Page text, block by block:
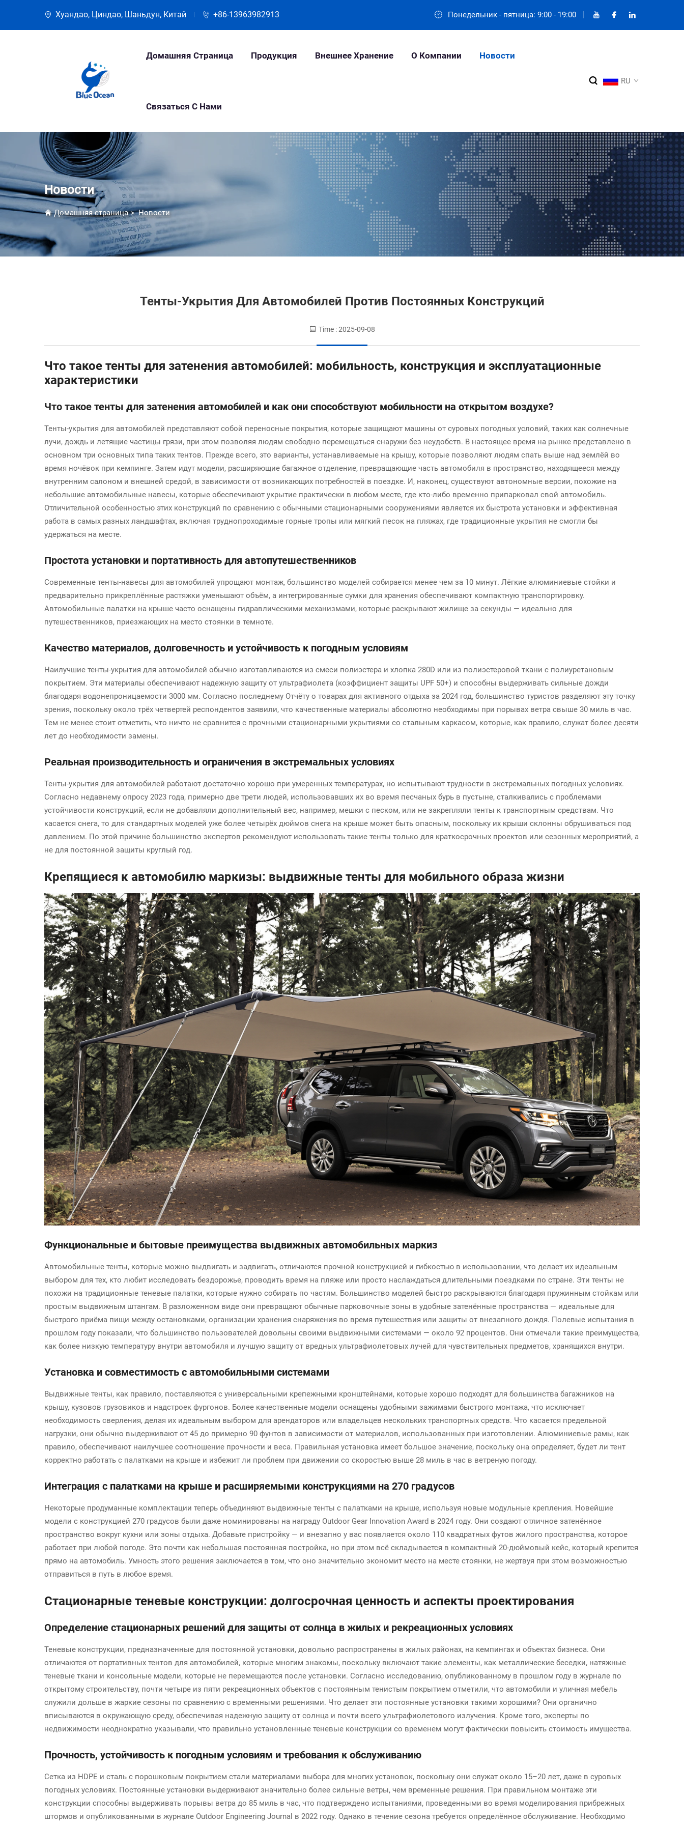
Хуандао, Циндао, Шаньдун, Китай +86-13963982913 Понедельник - пятница: 9:00 - 19:00
Домашняя Страница Продукция Внешнее Хранение О Компании Новости
Связаться С Нами
RU
Новости
Домашняя страница>Новости
Тенты-Укрытия Для Автомобилей Против Постоянных Конструкций
Time : 2025-09-08
Что такое тенты для затенения автомобилей: мобильность, конструкция и эксплуатационные
характеристики
Что такое тенты для затенения автомобилей и как они способствуют мобильности на открытом воздухе?
Тенты-укрытия для автомобилей представляют собой переносные покрытия, которые защищают машины от суровых погодных условий, таких как солнечные
лучи, дождь и летящие частицы грязи, при этом позволяя людям свободно перемещаться снаружи без неудобств. В настоящее время на рынке представлено в
основном три основных типа таких тентов. Прежде всего, это варианты, устанавливаемые на крышу, которые позволяют людям спать выше над землёй во
время ночёвок при кемпинге. Затем идут модели, расширяющие багажное отделение, превращающие часть автомобиля в пространство, находящееся между
внутренним салоном и внешней средой, в зависимости от возникающих потребностей в поездке. И, наконец, существуют автономные версии, похожие на
небольшие автомобильные навесы, которые обеспечивают укрытие практически в любом месте, где кто-либо временно припарковал свой автомобиль.
Отличительной особенностью этих конструкций по сравнению с обычными стационарными сооружениями является их быстрота установки и эффективная
работа в самых разных ландшафтах, включая труднопроходимые горные тропы или мягкий песок на пляжах, где традиционные укрытия не смогли бы
удержаться на месте.
Простота установки и портативность для автопутешественников
Современные тенты-навесы для автомобилей упрощают монтаж, большинство моделей собирается менее чем за 10 минут. Лёгкие алюминиевые стойки и
предварительно прикреплённые растяжки уменьшают объём, а интегрированные сумки для хранения обеспечивают компактную транспортировку.
Автомобильные палатки на крыше часто оснащены гидравлическими механизмами, которые раскрывают жилище за секунды — идеально для
путешественников, приезжающих на место стоянки в темноте.
Качество материалов, долговечность и устойчивость к погодным условиям
Наилучшие тенты-укрытия для автомобилей обычно изготавливаются из смеси полиэстера и хлопка 280D или из полиэстеровой ткани с полиуретановым
покрытием. Эти материалы обеспечивают надежную защиту от ультрафиолета (коэффициент защиты UPF 50+) и способны выдерживать сильные дожди
благодаря водонепроницаемости 3000 мм. Согласно последнему Отчёту о товарах для активного отдыха за 2024 год, большинство туристов разделяют эту точку
зрения, поскольку около трёх четвертей респондентов заявили, что качественные материалы абсолютно необходимы при порывах ветра свыше 30 миль в час.
Тем не менее стоит отметить, что ничто не сравнится с прочными стационарными укрытиями со стальным каркасом, которые, как правило, служат более десяти
лет до необходимости замены.
Реальная производительность и ограничения в экстремальных условиях
Тенты-укрытия для автомобилей работают достаточно хорошо при умеренных температурах, но испытывают трудности в экстремальных погодных условиях.
Согласно недавнему опросу 2023 года, примерно две трети людей, использовавших их во время песчаных бурь в пустыне, сталкивались с проблемами
устойчивости конструкций, если не добавляли дополнительный вес, например, мешки с песком, или не закрепляли тенты к транспортным средствам. Что
касается снега, то для стандартных моделей уже более четырёх дюймов снега на крыше может быть опасным, поскольку их крыши склонны обрушиваться под
давлением. По этой причине большинство экспертов рекомендуют использовать такие тенты только для краткосрочных проектов или сезонных мероприятий, а
не для постоянной защиты круглый год.
Крепящиеся к автомобилю маркизы: выдвижные тенты для мобильного образа жизни
Функциональные и бытовые преимущества выдвижных автомобильных маркиз
Автомобильные тенты, которые можно выдвигать и задвигать, отличаются прочной конструкцией и гибкостью в использовании, что делает их идеальным
выбором для тех, кто любит исследовать бездорожье, проводить время на пляже или просто наслаждаться длительными поездками по стране. Эти тенты не
похожи на традиционные теневые палатки, которые нужно собирать по частям. Большинство моделей быстро раскрываются благодаря пружинным стойкам или
простым выдвижным штангам. В разложенном виде они превращают обычные парковочные зоны в удобные затенённые пространства — идеальные для
быстрого приёма пищи между остановками, организации хранения снаряжения во время путешествия или защиты от внезапного дождя. Полевые испытания в
прошлом году показали, что большинство пользователей довольны своими выдвижными системами — около 92 процентов. Они отмечали такие преимущества,
как более низкую температуру внутри автомобиля и лучшую защиту от вредных ультрафиолетовых лучей для чувствительных предметов, хранящихся внутри.
Установка и совместимость с автомобильными системами
Выдвижные тенты, как правило, поставляются с универсальными крепежными кронштейнами, которые хорошо подходят для большинства багажников на
крышу, кузовов грузовиков и надстроек фургонов. Более качественные модели оснащены удобными зажимами быстрого монтажа, что исключает
необходимость сверления, делая их идеальным выбором для арендаторов или владельцев нескольких транспортных средств. Что касается предельной
нагрузки, они обычно выдерживают от 45 до примерно 90 фунтов в зависимости от материалов, использованных при изготовлении. Алюминиевые рамы, как
правило, обеспечивают наилучшее соотношение прочности и веса. Правильная установка имеет большое значение, поскольку она определяет, будет ли тент
корректно работать с палатками на крыше и избежит ли проблем при движении со скоростью выше 28 миль в час в ветреную погоду.
Интеграция с палатками на крыше и расширяемыми конструкциями на 270 градусов
Некоторые продуманные комплектации теперь объединяют выдвижные тенты с палатками на крыше, используя новые модульные крепления. Новейшие
модели с конструкцией 270 градусов были даже номинированы на награду Outdoor Gear Innovation Award в 2024 году. Они создают отличное затенённое
пространство вокруг кухни или зоны отдыха. Добавьте пристройку — и внезапно у вас появляется около 110 квадратных футов жилого пространства, которое
работает при любой погоде. Это почти как небольшая постоянная постройка, но при этом всё складывается в компактный 20-дюймовый кейс, который крепится
прямо на автомобиль. Умность этого решения заключается в том, что оно значительно экономит место на месте стоянки, не жертвуя при этом возможностью
отправиться в путь в любое время.
Стационарные теневые конструкции: долгосрочная ценность и аспекты проектирования
Определение стационарных решений для защиты от солнца в жилых и рекреационных условиях
Теневые конструкции, предназначенные для постоянной установки, довольно распространены в жилых районах, на кемпингах и объектах бизнеса. Они
отличаются от портативных тентов для автомобилей, которые многим знакомы, поскольку включают такие элементы, как металлические беседки, натяжные
теневые ткани и консольные модели, которые не перемещаются после установки. Согласно исследованию, опубликованному в прошлом году в журнале по
открытому строительству, почти четыре из пяти рекреационных объектов с постоянным тенистым покрытием отметили, что автомобили и уличная мебель
служили дольше в жаркие сезоны по сравнению с временными решениями. Что делает эти постоянные установки такими хорошими? Они органично
вписываются в окружающую среду, обеспечивая надежную защиту от солнца и почти всего ультрафиолетового излучения. Кроме того, эксперты по
недвижимости неоднократно указывали, что правильно установленные теневые конструкции со временем могут фактически повысить стоимость имущества.
Прочность, устойчивость к погодным условиям и требования к обслуживанию
Сетка из HDPE и сталь с порошковым покрытием стали материалами выбора для многих установок, поскольку они служат около 15–20 лет, даже в суровых
погодных условиях. Постоянные установки выдерживают значительно более сильные ветры, чем временные решения. При правильном монтаже эти
конструкции способны выдерживать порывы ветра до 85 миль в час, что подтверждено испытаниями, проведенными во время моделирования прибрежных
штормов и опубликованными в журнале Outdoor Engineering Journal в 2022 году. Однако в течение сезона требуется определённое обслуживание. Необходимо